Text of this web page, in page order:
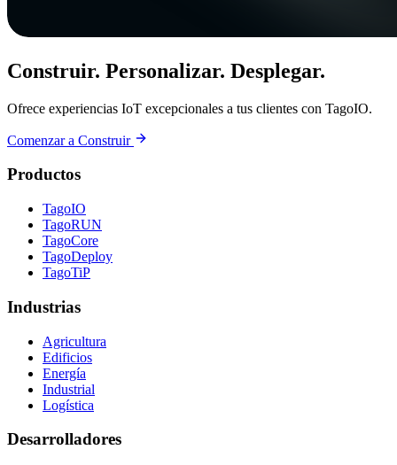
Construir. Personalizar. Desplegar.
Ofrece experiencias IoT excepcionales a tus clientes con TagoIO.
Comenzar a Construir
Productos
TagoIO
TagoRUN
TagoCore
TagoDeploy
TagoTiP
Industrias
Agricultura
Edificios
Energía
Industrial
Logística
Desarrolladores